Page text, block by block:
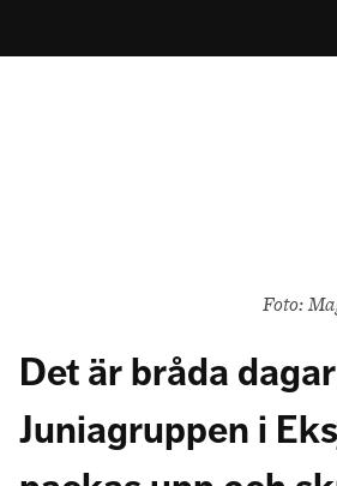
Foto:
Det är bråda
Juniagruppen i